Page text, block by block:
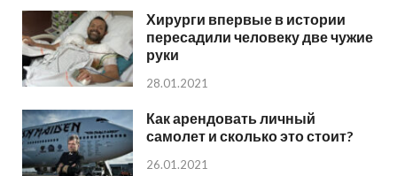
Хирурги впервые в истории
пересадили человеку две чужие
руки
28.01.2021
Как арендовать личный
самолет и сколько это стоит?
26.01.2021